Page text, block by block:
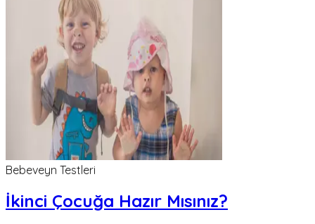
Bebeveyn Testleri
İkinci Çocuğa Hazır Mısınız?